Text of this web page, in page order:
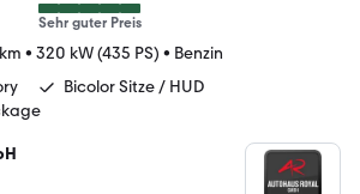
Sehr guter Preis
• 320 kW (435 PS) • Benzin
Bicolor Sitze / HUD